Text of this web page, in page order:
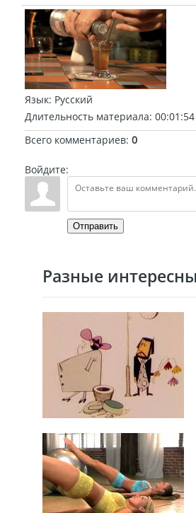
Язык: Русский
Длительность материала: 00:01:54
Всего комментариев: 0
Войдите:
Отправить
Разные